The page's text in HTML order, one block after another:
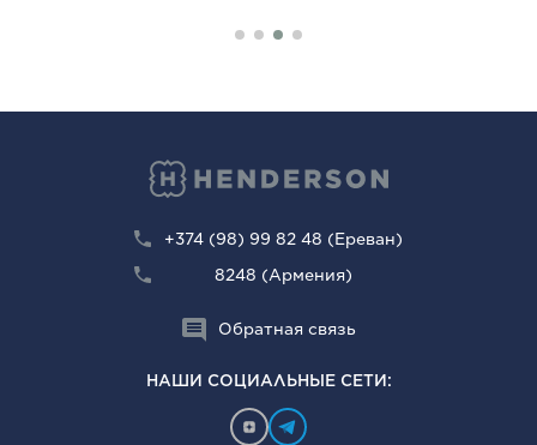
+374 (98) 99 82 48 (Ереван)
8248 (Армения)
Обратная связь
НАШИ СОЦИАЛЬНЫЕ СЕТИ: